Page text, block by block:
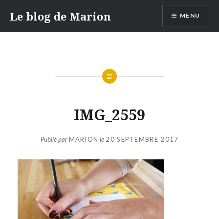
contenu
Le blog de Marion MENU
IMG_2559
Publié parMARION le 20 SEPTEMBRE 2017